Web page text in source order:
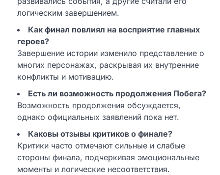
логическим завершением.
Как финал повлиял на восприятие главных
героев?
Завершение истории изменило представление о
многих персонажах, раскрывая их внутренние
конфликты и мотивацию.
Есть ли возможность продолжения Побега?
Возможность продолжения обсуждается,
однако официальных заявлений пока нет.
Каковы отзывы критиков о финале?
Критики часто отмечают сильные и слабые
стороны финала, подчеркивая эмоциональные
моменты и логические несоответствия.